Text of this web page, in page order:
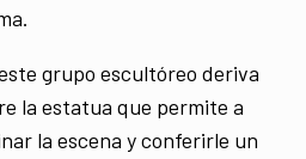
grupo escultóreo deriva
la estatua que permite a
la escena y conferirle un